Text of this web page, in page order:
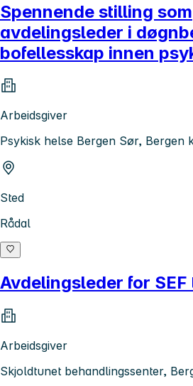
Spennende stilling som
avdelingsleder i
bofellesskap innen
Arbeidsgiver
Psykisk helse Bergen Sør, Bergen
Sted
Rådal
Avdelingsleder for SEF
Arbeidsgiver
Skjoldtunet behandlingssenter,